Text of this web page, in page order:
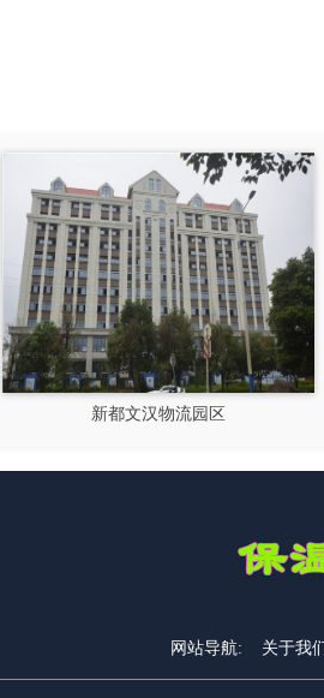
新都文汉物流园区
网站导航: 关于我